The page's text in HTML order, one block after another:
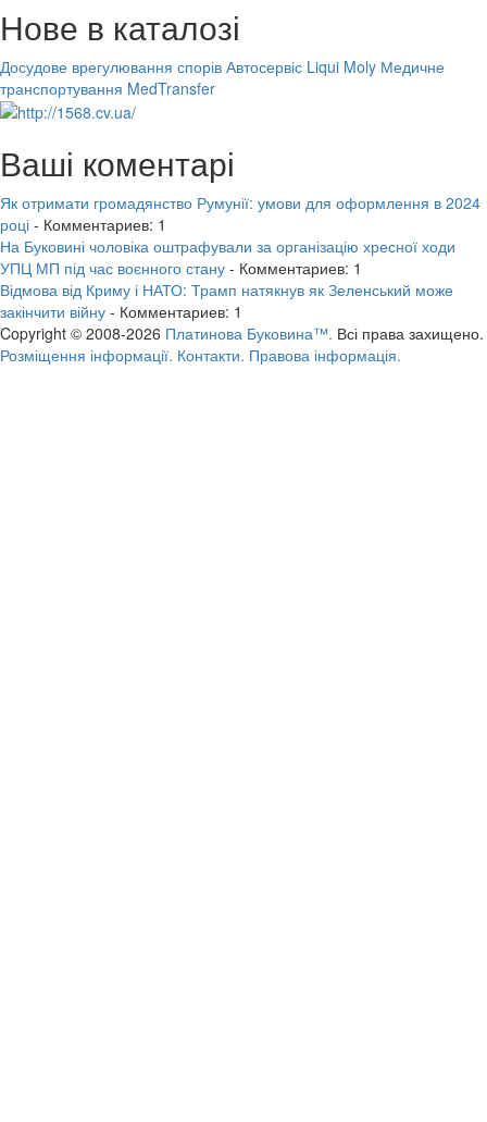
Нове в каталозі
Досудове врегулювання спорів Автосервіс Liqui Moly Медичне
транспортування MedTransfer
Ваші коментарі
Як отримати громадянство Румунії: умови для оформлення в 2024
році - Комментариев: 1
На Буковині чоловіка оштрафували за організацію хресної ходи
УПЦ МП під час воєнного стану - Комментариев: 1
Відмова від Криму і НАТО: Трамп натякнув як Зеленський може
закінчити війну - Комментариев: 1
Copyright © 2008-2026 Платинова Буковина™. Всі права захищено.
Розміщення інформації. Контакти. Правова інформація.